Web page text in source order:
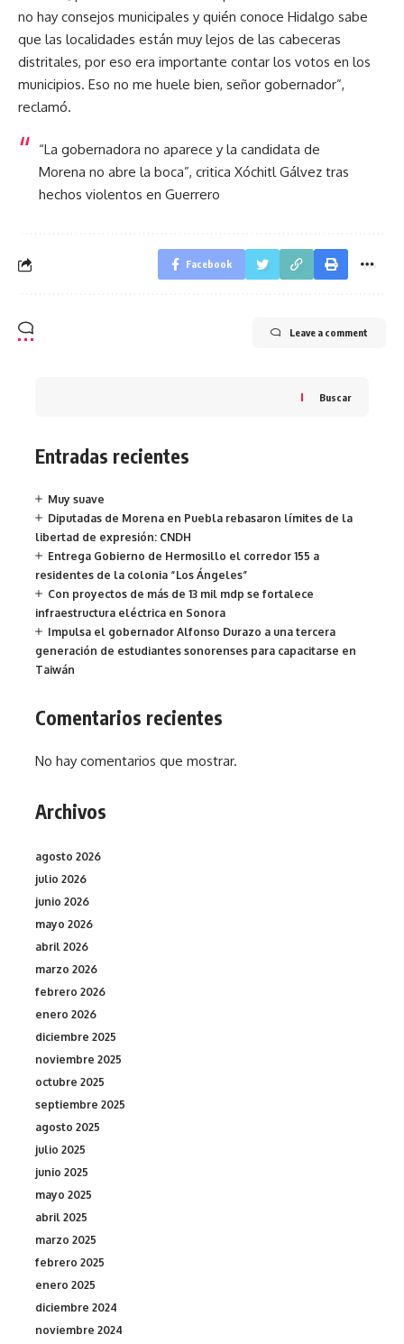
no hay consejos municipales y quién conoce Hidalgo sabe
que las localidades están muy lejos de las cabeceras
distritales, por eso era importante contar los votos en los
municipios. Eso no me huele bien, señor gobernador”,
reclamó.
“La gobernadora no aparece y la candidata de
Morena no abre la boca”, critica Xóchitl Gálvez tras
hechos violentos en Guerrero
Facebook
Leave a comment
Buscar
Entradas recientes
Muy suave
Diputadas de Morena en Puebla rebasaron límites de la
libertad de expresión: CNDH
Entrega Gobierno de Hermosillo el corredor 155 a
residentes de la colonia “Los Ángeles”
Con proyectos de más de 13 mil mdp se fortalece
infraestructura eléctrica en Sonora
Impulsa el gobernador Alfonso Durazo a una tercera
generación de estudiantes sonorenses para capacitarse en
Taiwán
Comentarios recientes
No hay comentarios que mostrar.
Archivos
agosto 2026
julio 2026
junio 2026
mayo 2026
abril 2026
marzo 2026
febrero 2026
enero 2026
diciembre 2025
noviembre 2025
octubre 2025
septiembre 2025
agosto 2025
julio 2025
junio 2025
mayo 2025
abril 2025
marzo 2025
febrero 2025
enero 2025
diciembre 2024
noviembre 2024